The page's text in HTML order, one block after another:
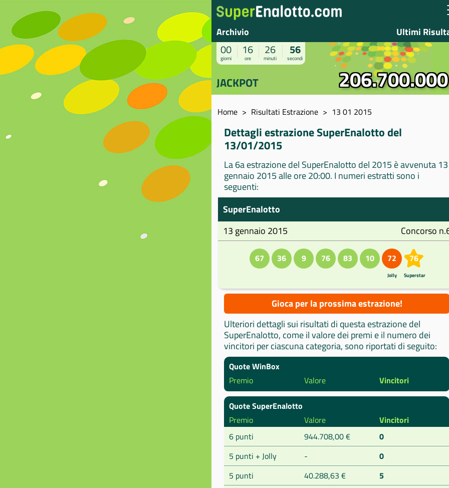
Archivio Ultimi
00
giorni
16
ore
26
minuti
56
secondi
JACKPOT 206.700.000
Home Risultati Estrazione 13 01 2015
Dettagli estrazione SuperEnalotto del
13/01/2015
La 6a estrazione del SuperEnalotto del 2015 è avvenuta 13
gennaio 2015 alle ore 20:00. I numeri estratti sono i
seguenti:
SuperEnalotto
13 gennaio 2015
Concorso
67 36 9 76 83 10 72
Jolly
76
Superstar
Gioca per la prossima estrazione!
Ulteriori dettagli sui risultati di questa estrazione del
SuperEnalotto, come il valore dei premi e il numero dei
vincitori per ciascuna categoria, sono riportati di seguito:
Quote WinBox
Premio
Valore Vincitori
Quote SuperEnalotto
Premio
Valore
Vincitori
6 punti
944.708,00 €
0
5 punti + Jolly
-
0
5 punti
40.288,63 €
5